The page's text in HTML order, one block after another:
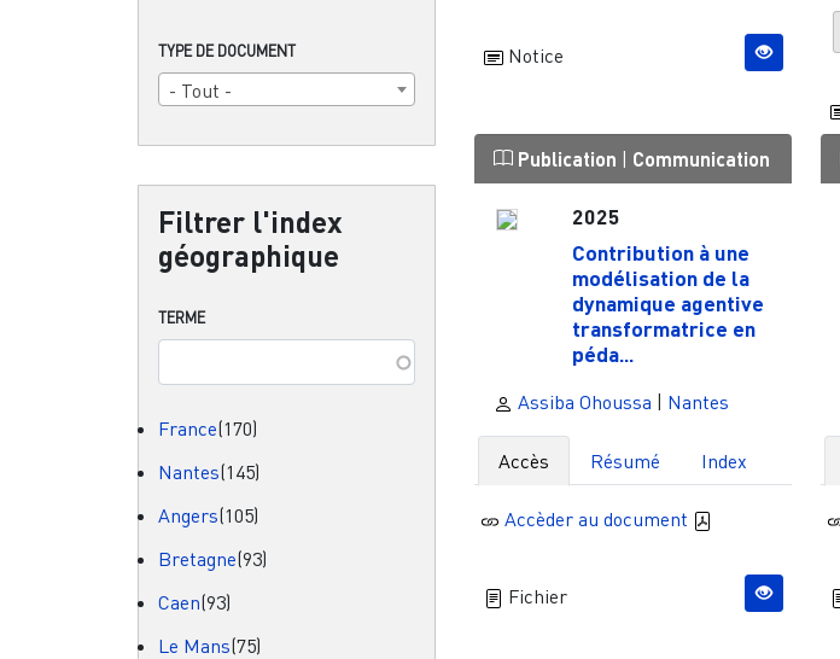
TYPE DE DOCUMENT
- Tout -
Filtrer l'index
géographique
TERME
France(170)
Nantes(145)
Angers(105)
Bretagne(93)
Caen(93)
Le Mans(75)
Notice
Publication | Communication
2025
Contribution à une
modélisation de la
dynamique agentive
transformatrice en
péda...
Assiba Ohoussa | Nantes
Accès Résumé Index
Accèder au document
Fichier